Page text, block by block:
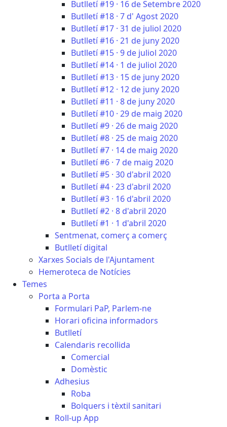
Butlletí #19 · 16 de Setembre 2020
Butlletí #18 · 7 d' Agost 2020
Butlletí #17 · 31 de juliol 2020
Butlletí #16 · 21 de juny 2020
Butlletí #15 · 9 de juliol 2020
Butlletí #14 · 1 de juliol 2020
Butlletí #13 · 15 de juny 2020
Butlletí #12 · 12 de juny 2020
Butlletí #11 · 8 de juny 2020
Butlletí #10 · 29 de maig 2020
Butlletí #9 · 26 de maig 2020
Butlletí #8 · 25 de maig 2020
Butlletí #7 · 14 de maig 2020
Butlletí #6 · 7 de maig 2020
Butlletí #5 · 30 d'abril 2020
Butlletí #4 · 23 d'abril 2020
Butlletí #3 · 16 d'abril 2020
Butlletí #2 · 8 d'abril 2020
Butlletí #1 · 1 d'abril 2020
Sentmenat, comerç a comerç
Butlletí digital
Xarxes Socials de l'Ajuntament
Hemeroteca de Notícies
Temes
Porta a Porta
Formulari PaP, Parlem-ne
Horari oficina informadors
Butlletí
Calendaris recollida
Comercial
Domèstic
Adhesius
Roba
Bolquers i tèxtil sanitari
Roll-up App